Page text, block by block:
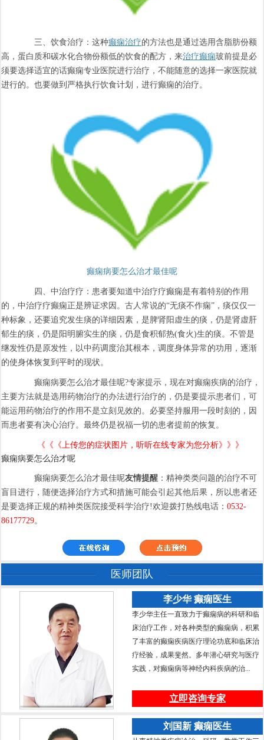
三、饮食治疗：这种癫痫治疗的方法也是通过选用含脂肪份额
高，蛋白质和碳水化合物份额低的饮食的配方，来治疗癫痫玻前提是必
须要选择适宜的话癫痫专业医院进行治疗，不能随意的选择一家医院就
进行的。也要做到严格执行饮食计划，进行癫痫的治疗。
癫痫病要怎么治才最佳呢
四、中治疗疗：患者要知道中治疗疗癫痫是有着特别的作用
的，中治疗疗癫痫正是辨证求因。古人常说的“无痰不作痫”，痰仅仅一
种标象，还要追究发生痰的详细因素，是脾肾阳虚生的痰，仍是肾虚肝
郁生的痰，仍是阳明腑实生的痰，仍是食积郁热(食火)生的痰。不管是
继发性仍是原发性，以中药调度治其根本，调度身体异常的功用，逐渐
的使身体恢复到平时的现状。
癫痫病要怎么治才最佳呢?专家提示，现在对癫痫疾病的治疗，
主要方法就是选用药物治疗的办法进行治疗的，仍是要提示患者们，可
能运用药物治疗的作用不是立刻见效的。必要坚持服用一段时刻的，因
而患者要有决心治疗。最终仍是祝福一切的患者提前的恢复。
《《《上传您的症状图片，听听在线专家为您分析》》》
癫痫病要怎么治才呢
癫痫病要怎么治才最佳呢友情提醒 ：精神类类问题的治疗不可
盲目进行，随便选择治疗方式和措施可能会引起其他后果，所以患者还
是要选择正规的精神类医院接受科学治疗!欢迎拨打热线电话：0532-
86177729。
医师团队
李少华 癫痫医生
李少华主任一直致力于癫痫病的科研和临
床治疗工作，对各种类型的癫痫病，积累
了丰富的癫痫疾病医疗理论功底和临床治
疗经验，成果斐然。多年潜心研究与医疗
实践，对癫痫病等神经内科疾病的治...
立即咨询专家
刘国新 癫痫医生